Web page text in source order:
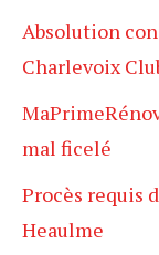
Absolution
Charlevoix
mal ficelé
Procès requis
Heaulme